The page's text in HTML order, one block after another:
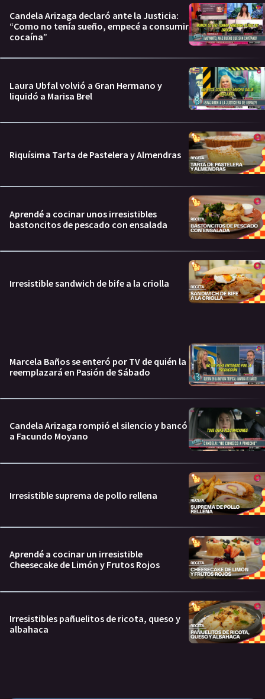
Candela Arizaga declaró ante la Justicia:
“Como no tenía sueño, empecé a consumir
cocaína”
Laura Ubfal volvió a Gran Hermano y
liquidó a Marisa Brel
Riquísima Tarta de Pastelera y Almendras
Aprendé a cocinar unos irresistibles
bastoncitos de pescado con ensalada
Irresistible sandwich de bife a la criolla
Marcela Baños se enteró por TV de quién la
reemplazará en Pasión de Sábado
Candela Arizaga rompió el silencio y bancó
a Facundo Moyano
Irresistible suprema de pollo rellena
Aprendé a cocinar un irresistible
Cheesecake de Limón y Frutos Rojos
Irresistibles pañuelitos de ricota, queso y
albahaca